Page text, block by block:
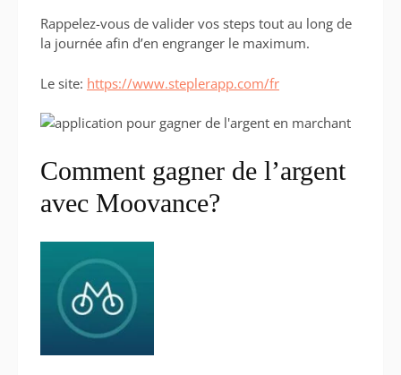
Rappelez-vous de valider vos steps tout au long de
la journée afin d’en engranger le maximum.
Le site: https://www.steplerapp.com/fr
Comment gagner de l’argent
avec Moovance?